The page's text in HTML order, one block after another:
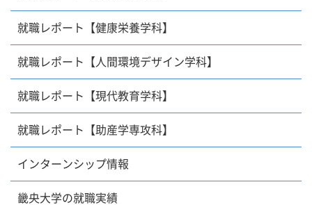
就職レポート【健康栄養学科】
就職レポート【人間環境デザイン学科】
就職レポート【現代教育学科】
就職レポート【助産学専攻科】
インターンシップ情報
畿央大学の就職実績